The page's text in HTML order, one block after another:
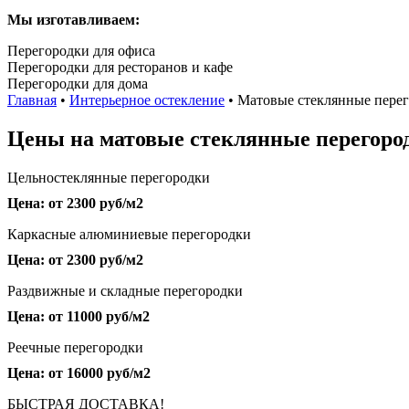
Мы изготавливаем:
Перегородки для офиса
Перегородки для ресторанов и кафе
Перегородки для дома
Главная • Интерьерное остекление • Матовые стеклянные
Цены на матовые стеклянные
Цельностеклянные перегородки
Цена: от 2300 руб/м2
Каркасные алюминиевые перегородки
Цена: от 2300 руб/м2
Раздвижные и складные перегородки
Цена: от 11000 руб/м2
Реечные перегородки
Цена: от 16000 руб/м2
БЫСТРАЯ ДОСТАВКА!